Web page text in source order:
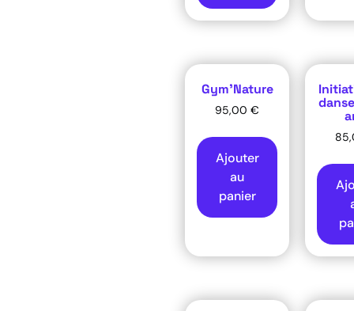
Gym’Nature
95,00 €
Ajouter
au
panier